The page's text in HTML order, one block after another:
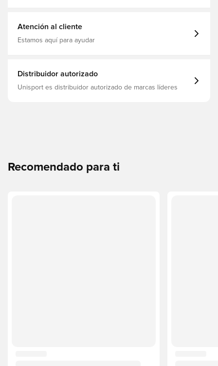
Atención al cliente
Estamos aquí para ayudar
Distribuidor autorizado
Unisport es distribuidor autorizado de marcas líderes
Recomendado para ti